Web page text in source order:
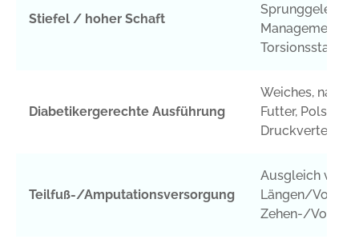
Stiefel / hoher Schaft
Sprunggelenk-
Management,
Diabetikergerechte Ausführung
Weiches,
Futter,
Druckverteilung
Teilfuß-/Amputationsversorgung
Ausgleich von
Längen/
Zehen-/